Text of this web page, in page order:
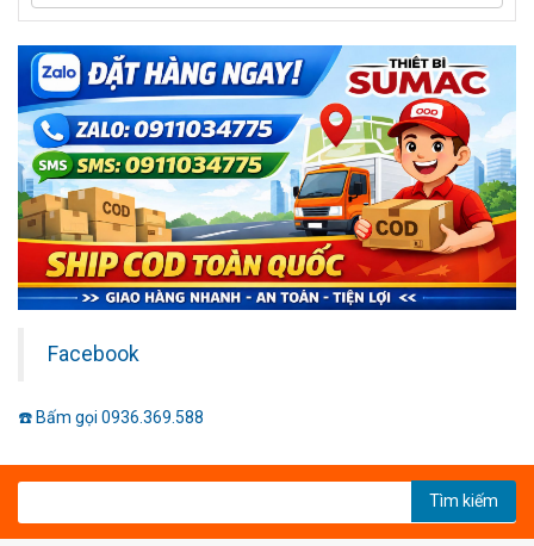
Facebook
☎️ Bấm gọi 0936.369.588
Tìm kiếm